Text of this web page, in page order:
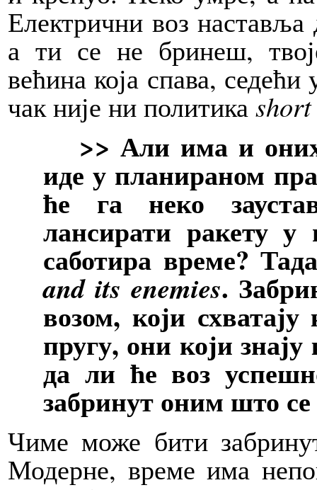
Електрични воз
а ти се не бринеш,
већина која спава,
чак није ни политика
>> Али има и оних
иде у планираном
ће га неко
лансирати ракету
саботира време?
and its enemies.
возом, који
пругу, они који
да ли ће воз
забринут оним што
Чиме може бити
Модерне, време има